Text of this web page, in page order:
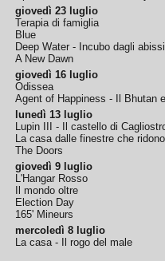
giovedì 23 luglio
Terapia di famiglia
Blue
Deep Water - Incubo dagli abissi
A New Dawn
giovedì 16 luglio
Odissea
Agent of Happiness - Il Bhutan
lunedì 13 luglio
Lupin III - Il castello di
La casa dalle finestre che ridono
The Doors
giovedì 9 luglio
L'Hangar Rosso
Il mondo oltre
Election Day
165' Mineurs
mercoledì 8 luglio
La casa - Il rogo del male